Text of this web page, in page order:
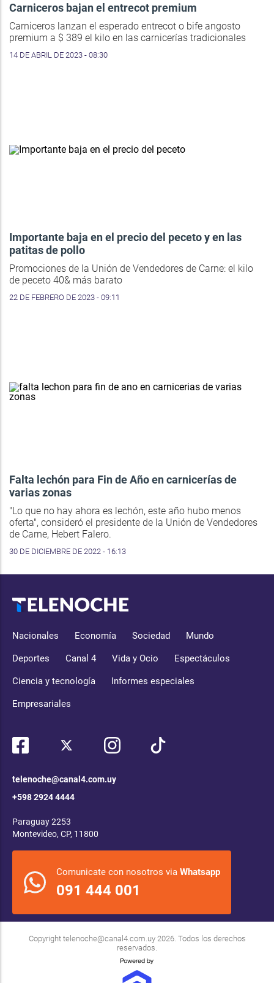
Carniceros bajan el entrecot premium
Carniceros lanzan el esperado entrecot o bife angosto
premium a $ 389 el kilo en las carnicerías tradicionales
14 DE ABRIL DE 2023 - 08:30
Importante baja en el precio del peceto y en las
patitas de pollo
Promociones de la Unión de Vendedores de Carne: el kilo
de peceto 40& más barato
22 DE FEBRERO DE 2023 - 09:11
Falta lechón para Fin de Año en carnicerías de
varias zonas
"Lo que no hay ahora es lechón, este año hubo menos
oferta", consideró el presidente de la Unión de Vendedores
de Carne, Hebert Falero.
30 DE DICIEMBRE DE 2022 - 16:13
Nacionales Economía Sociedad Mundo
Deportes Canal 4 Vida y Ocio Espectáculos
Ciencia y tecnología Informes especiales
Empresariales
telenoche@canal4.com.uy
+598 2924 4444
Paraguay 2253
Montevideo, CP, 11800
Comunicate con nosotros via Whatsapp
091 444 001
Copyright telenoche@canal4.com.uy2026. Todos los derechos
reservados.